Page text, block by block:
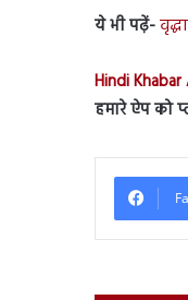
ये भी पढ़ें-
Hindi
हमारे ऐप को